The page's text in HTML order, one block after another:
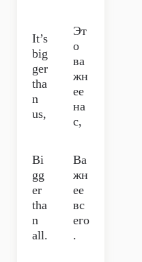
It’s
big
ger
tha
n
us,
Эт
о
ва
жн
ее
на
с,
Bi
gg
er
tha
n
all.
Ва
жн
ее
вс
его
.